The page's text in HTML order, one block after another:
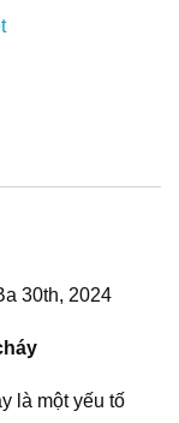
30th, 2024
là một yếu tố